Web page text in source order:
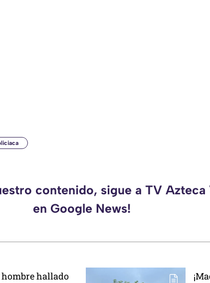
contenido, sigue a TV Azteca
en Google News!
hallado